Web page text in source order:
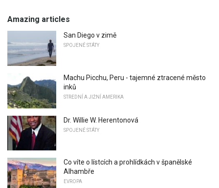
Amazing articles
San Diego v zimě
SPOJENÉ STÁTY
Machu Picchu, Peru - tajemné ztracené město
inků
STŘEDNÍ A JIŽNÍ AMERIKA
Dr. Willie W. Herentonová
SPOJENÉ STÁTY
Co víte o lístcích a prohlídkách v španělské
Alhambře
EVROPA